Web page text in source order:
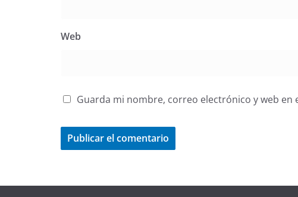
Web
Guarda mi nombre, correo electrónico y web